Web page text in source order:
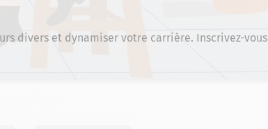
divers et dynamiser votre carrière. Inscrivez-vous